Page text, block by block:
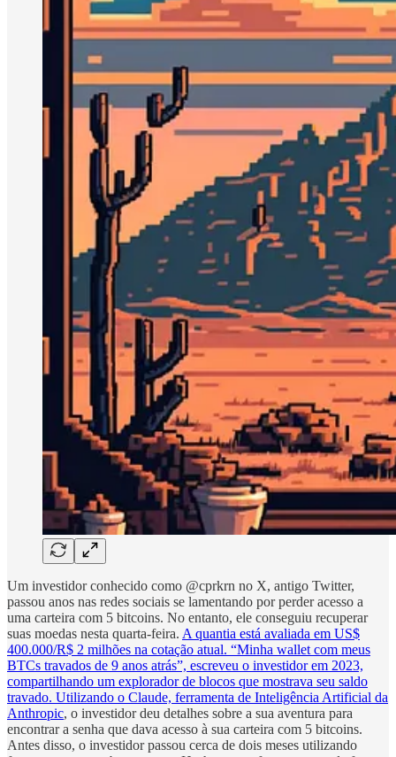
Um investidor conhecido como @cprkrn no X, antigo Twitter,
passou anos nas redes sociais se lamentando por perder acesso a
uma carteira com 5 bitcoins. No entanto, ele conseguiu recuperar
suas moedas nesta quarta-feira. A quantia está avaliada em US$
400.000/R$ 2 milhões na cotação atual. “Minha wallet com meus
BTCs travados de 9 anos atrás”, escreveu o investidor em 2023,
compartilhando um explorador de blocos que mostrava seu saldo
travado. Utilizando o Claude, ferramenta de Inteligência Artificial da
Anthropic, o investidor deu detalhes sobre a sua aventura para
encontrar a senha que dava acesso à sua carteira com 5 bitcoins.
Antes disso, o investidor passou cerca de dois meses utilizando